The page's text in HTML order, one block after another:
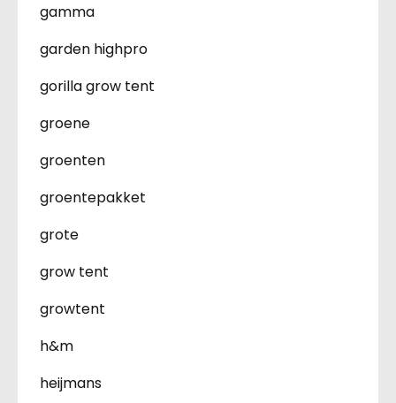
gamma
garden highpro
gorilla grow tent
groene
groenten
groentepakket
grote
grow tent
growtent
h&m
heijmans